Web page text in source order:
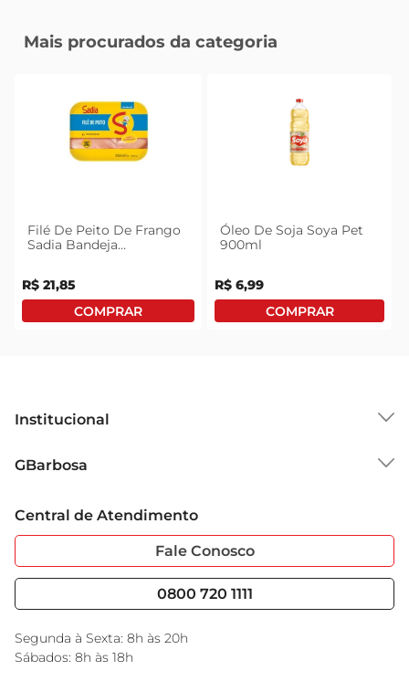
Mais procurados da categoria
Filé De Peito De Frango
Sadia Bandeja
R$ 21,85
Óleo De Soja Soya Pet
900ml
R$ 6,99
Institucional
Grupo Cencosud
Sobre Privacidade
Portal do Fornecedo
Nossas Lojas
GBarbosa
Garantia Estendida
Serviços
Black Friday
Encarte do Dia
Central de Atendimento
Fale Conosco
0800 720 1111
Segunda à Sexta: 8h às 20h
Sábados: 8h às 18h